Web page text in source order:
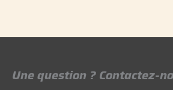
Une question ? Contactez-